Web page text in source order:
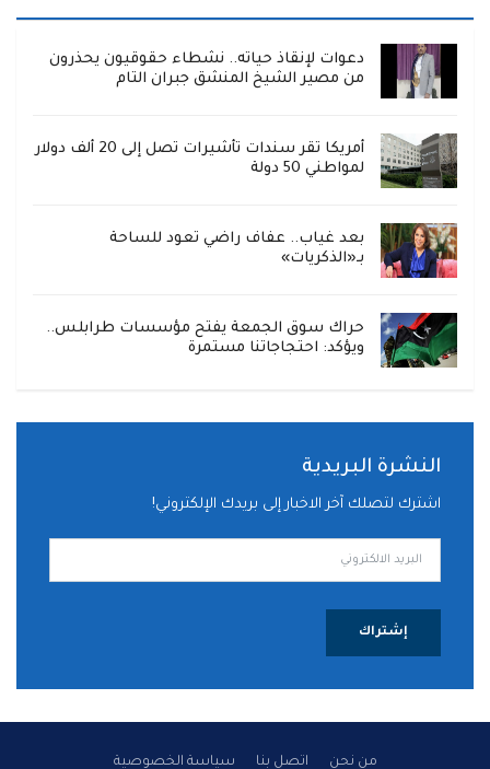
دعوات لإنقاذ حياته.. نشطاء حقوقيون يحذرون
من مصير الشيخ المنشق جبران التام
أمريكا تقر سندات تأشيرات تصل إلى 20 ألف دولار
لمواطني 50 دولة
بعد غياب.. عفاف راضي تعود للساحة
بـ«الذكريات»
حراك سوق الجمعة يفتح مؤسسات طرابلس..
ويؤكد: احتجاجاتنا مستمرة
النشرة البريدية
اشترك لتصلك آخر الاخبار إلى بريدك الإلكتروني!
إشتراك
من نحن اتصل بنا سياسة الخصوصية